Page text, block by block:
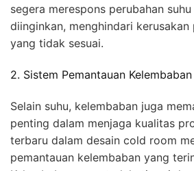
segera merespons perubahan
diinginkan, menghindari kerusakan
yang tidak sesuai.
2. Sistem Pemantauan Kelembaban
Selain suhu, kelembaban juga
penting dalam menjaga kualitas
terbaru dalam desain cold room
pemantauan kelembaban yang